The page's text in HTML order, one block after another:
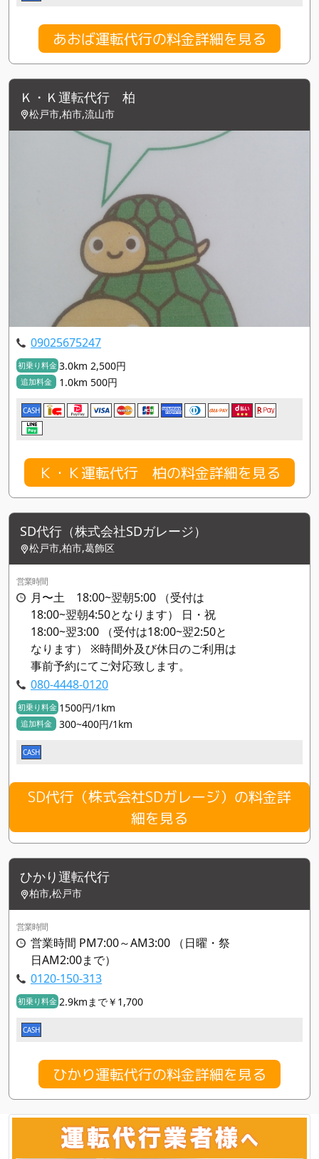
あおば運転代行の料金詳細を見る
Ｋ・Ｋ運転代行 柏
松戸市,柏市,流山市
09025675247
初乗り料金 3.0km 2,500円
追加料金 1.0km 500円
CASH
Ｋ・Ｋ運転代行 柏の料金詳細を見る
SD代行（株式会社SDガレージ）
松戸市,柏市,葛飾区
営業時間
月〜土 18:00~翌朝5:00 （受付は
18:00~翌朝4:50となります） 日・祝
18:00~翌3:00 （受付は18:00~翌2:50と
なります） ※時間外及び休日のご利用は
事前予約にてご対応致します。
080-4448-0120
初乗り料金 1500円/1km
追加料金 300~400円/1km
CASH
SD代行（株式会社SDガレージ）の料金詳
細を見る
ひかり運転代行
柏市,松戸市
営業時間
営業時間 PM7:00～AM3:00 （日曜・祭
日AM2:00まで）
0120-150-313
初乗り料金 2.9kmまで￥1,700
CASH
ひかり運転代行の料金詳細を見る